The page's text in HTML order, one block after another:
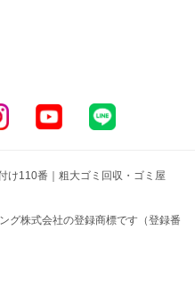
け110番｜粗大ゴミ回収・ゴミ屋
グ株式会社の登録商標です（登録番